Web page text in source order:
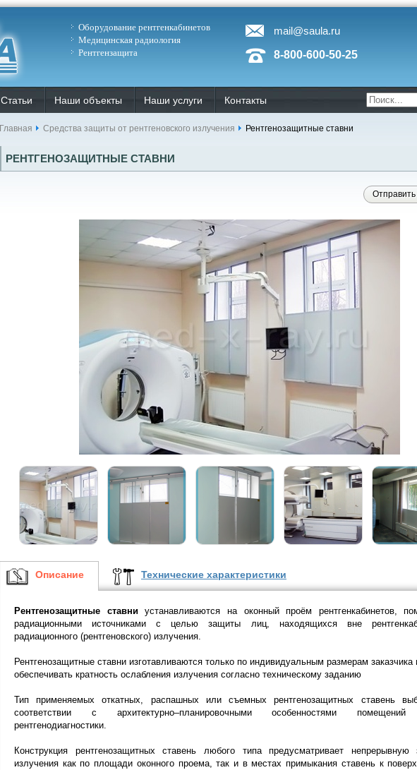
Оборудование рентгенкабинетов
Медицинская радиология
Рентгензащита
mail@saula.ru
8-800-600-50-25
Статьи Наши объекты Наши услуги Контакты
Главная Средства защиты от рентгеновского излучения Рентгенозащитные ставни
РЕНТГЕНОЗАЩИТНЫЕ СТАВНИ
Отправить
Описание Технические характеристики
Рентгенозащитные ставниустанавливаются на оконный проём рентгенкабинетов,
радиационными источниками с целью защиты лиц, находящихся вне
радиационного (рентгеновского) излучения.
Рентгенозащитные ставни изготавливаются только по индивидуальным размерам заказчика
обеспечивать кратность ослабления излучения согласно техническому заданию
Тип применяемых откатных, распашных или съемных рентгенозащитных ставень
соответствии с архитектурно–планировочными особенностями помещений
рентгенодиагностики.
Конструкция рентгенозащитных ставень любого типа предусматривает
излучения как по площади оконного проема, так и в местах примыкания ставень к